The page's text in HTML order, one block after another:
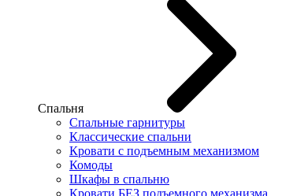
Спальня
Спальные гарнитуры
Классические спальни
Кровати с подъемным механизмом
Комоды
Шкафы в спальню
Кровати БЕЗ подъемного механизма